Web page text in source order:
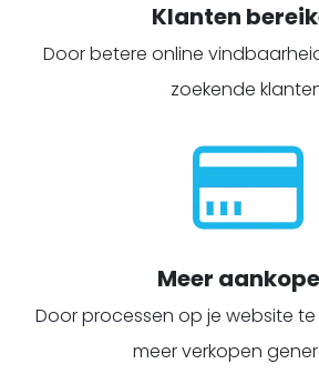
Klanten
Door betere online
zoekende
Meer
Door processen op je website
meer verkopen